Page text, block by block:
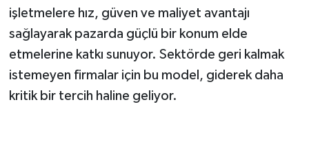
işletmelere hız, güven ve maliyet avantajı
sağlayarak pazarda güçlü bir konum elde
etmelerine katkı sunuyor. Sektörde geri kalmak
istemeyen firmalar için bu model, giderek daha
kritik bir tercih haline geliyor.